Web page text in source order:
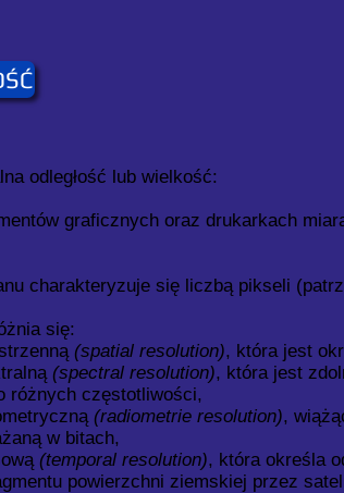
odległość lub wielkość:
graficznych oraz drukarkach
charakteryzuje się liczbą pikseli
się:
(spatial resolution), która jest
(spectral resolution), która jest
różnych częstotliwości,
(radiometrie resolution),
w bitach,
(temporal resolution), która określa
powierzchni ziemskiej przez